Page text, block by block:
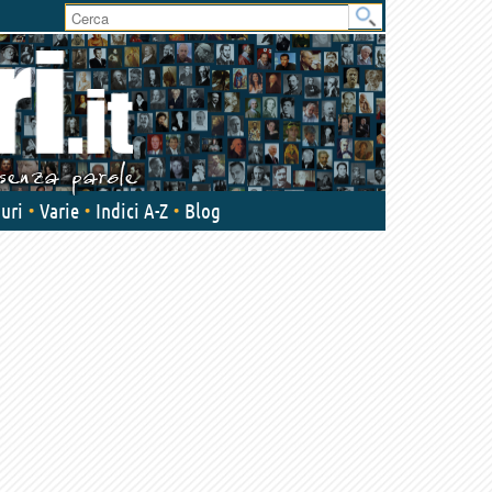
Varie Indici A-Z Blog